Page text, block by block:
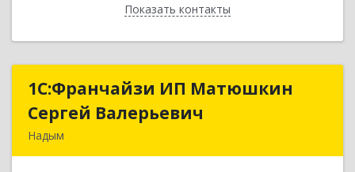
Показать контакты
Назад
1С:Франчайзи ИП Матюшкин
Сергей Валерьевич
Надым
1С:Франчайзи ИП Матюшкин
Сергей Валерьевич